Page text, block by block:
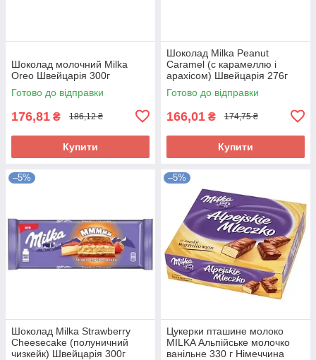
Шоколад молочний Milka
Oreo Швейцарія 300г
Готово до відправки
176,81 ₴ 186,12 ₴
Купити
Шоколад Milka Peanut
Caramel (c карамеллю і
арахісом) Швейцарія 276г
Готово до відправки
166,01 ₴ 174,75 ₴
Купити
–5%
Шоколад Milka Strawberry
Cheesecake (полуничний
чизкейк) Швейцарія 300г
–5%
Цукерки пташине молоко
MILKA Альпійське молочко
ванільне 330 г Німеччина